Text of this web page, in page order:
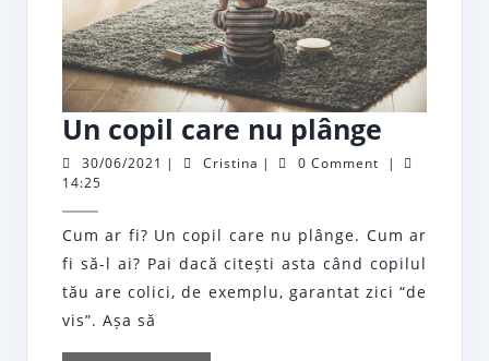
Un copil care nu plânge
copil
nu
plânge
30/06/2021 30/06/2021
| Cristina Cristina
| 0 Comment
|
14:25
Cum ar fi? Un copil care nu plânge. Cum ar
fi să-l ai? Pai dacă citești asta când copilul
tău are colici, de exemplu, garantat zici “de
vis”. Așa să